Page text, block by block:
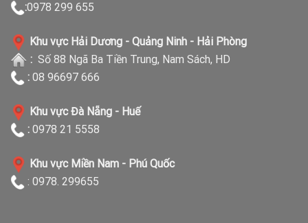
:0978 299 655
Khu vực Hải Dương - Quảng Ninh - Hải Phòng
: Số 88 Ngã Ba Tiền Trung, Nam Sách, HD
: 08 96697 666
Khu vực Đà Nẵng - Huế
: 0978 21 5558
Khu vực Miền Nam - Phú Quốc
: 0978. 299655